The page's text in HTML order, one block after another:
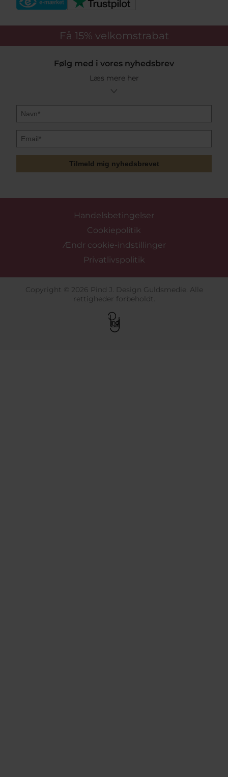
Få 15% velkomstrabat
Følg med i vores nyhedsbrev
Læs mere her
Tilmeld mig nyhedsbrevet
Handelsbetingelser
Cookiepolitik
Ændr cookie-indstillinger
Privatlivspolitik
Copyright © 2026 Pind J. Design Guldsmedie. Alle
rettigheder forbeholdt.